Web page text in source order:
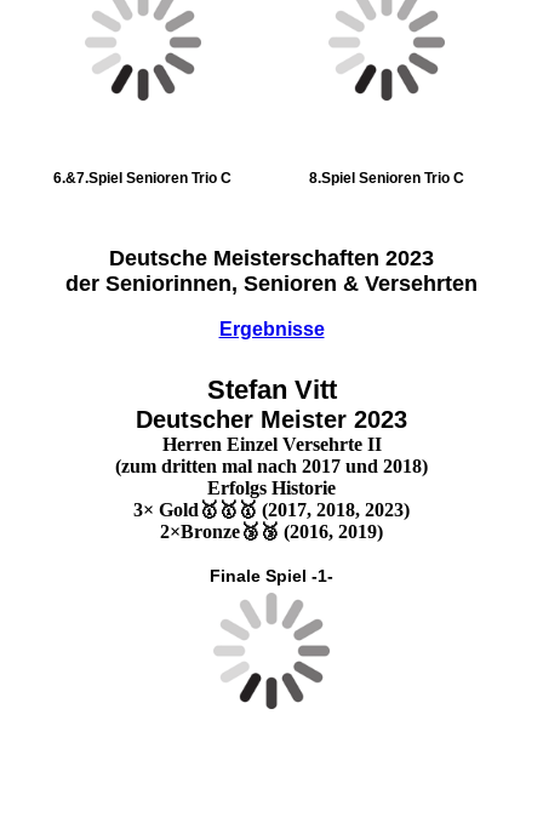
6.&7.Spiel Senioren Trio C 8.Spiel Senioren Trio C
Deutsche Meisterschaften 2023
der Seniorinnen, Senioren & Versehrten
Ergebnisse
Stefan Vitt
Deutscher Meister 2023
Herren Einzel Versehrte II
(zum dritten mal nach 2017 und 2018)
Erfolgs Historie
3× Gold🥇🥇🥇 (2017, 2018, 2023)
2×Bronze🥉🥉 (2016, 2019)
Finale Spiel -1-